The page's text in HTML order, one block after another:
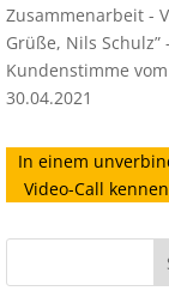
Zusammenarbeit -
Grüße, Nils Schulz” -
Kundenstimme vom
30.04.2021
In einem
Video-Call